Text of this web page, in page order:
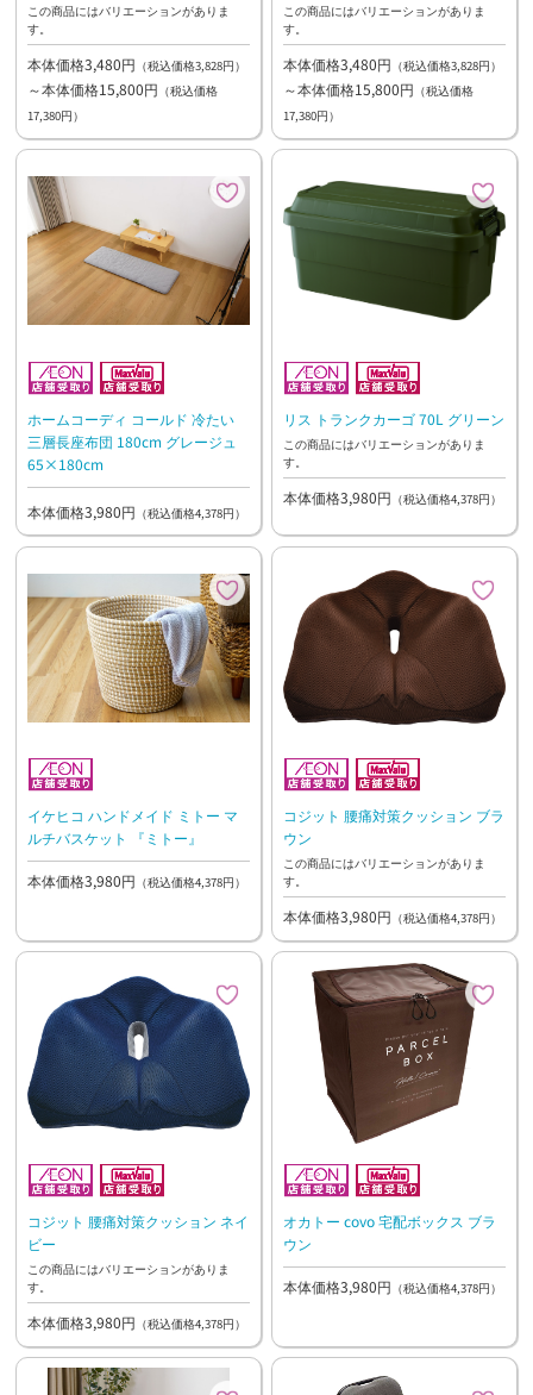
この商品にはバリエーションがありま
す。
本体価格3,480円 （税込価格3,828円）
～本体価格15,800円 （税込価格
17,380円）
この商品にはバリエーションがありま
す。
本体価格3,480円 （税込価格3,828円）
～本体価格15,800円 （税込価格
17,380円）
ホームコーディ コールド 冷たい
三層長座布団 180cm グレージュ
65×180cm
本体価格3,980円 （税込価格4,378円）
リス トランクカーゴ 70L グリーン
この商品にはバリエーションがありま
す。
本体価格3,980円 （税込価格4,378円）
イケヒコ ハンドメイド ミトー マ
ルチバスケット 『ミトー』
本体価格3,980円 （税込価格4,378円）
コジット 腰痛対策クッション ブラ
ウン
この商品にはバリエーションがありま
す。
本体価格3,980円 （税込価格4,378円）
コジット 腰痛対策クッション ネイ
ビー
この商品にはバリエーションがありま
す。
本体価格3,980円 （税込価格4,378円）
オカトー covo 宅配ボックス ブラ
ウン
本体価格3,980円 （税込価格4,378円）